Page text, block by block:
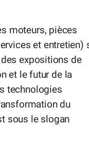
moteurs, pièces
et entretien)
expositions de
et le futur de la
technologies
du
sous le slogan